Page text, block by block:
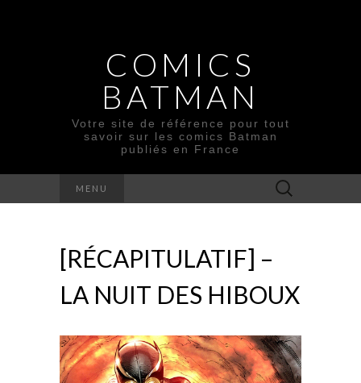
COMICS
BATMAN
Votre site de référence pour tout
savoir sur les comics Batman
publiés en France
MENU Rechercher :
[RÉCAPITULATIF] –
LA NUIT DES HIBOUX